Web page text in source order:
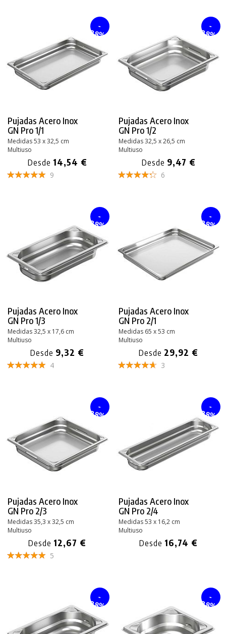
-
28%
Pujadas Acero Inox
GN Pro 1/1
Medidas 53 x 32,5 cm
Multiuso
Desde 14,54 €
9
-
28%
Pujadas Acero Inox
GN Pro 1/2
Medidas 32,5 x 26,5 cm
Multiuso
Desde 9,47 €
6
-
28%
Pujadas Acero Inox
GN Pro 1/3
Medidas 32,5 x 17,6 cm
Multiuso
Desde 9,32 €
4
-
28%
Pujadas Acero Inox
GN Pro 2/1
Medidas 65 x 53 cm
Multiuso
Desde 29,92 €
3
-
28%
Pujadas Acero Inox
GN Pro 2/3
Medidas 35,3 x 32,5 cm
Multiuso
Desde 12,67 €
5
-
28%
Pujadas Acero Inox
GN Pro 2/4
Medidas 53 x 16,2 cm
Multiuso
Desde 16,74 €
-
28%
-
28%